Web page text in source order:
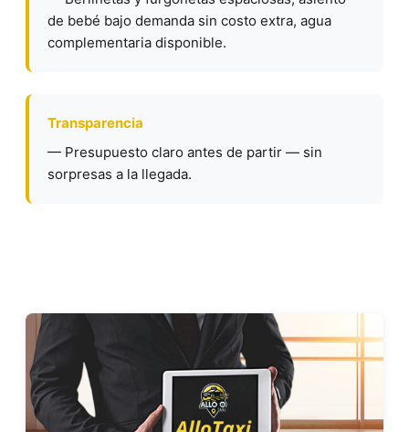
de bebé bajo demanda sin costo extra, agua
complementaria disponible.
Transparencia
— Presupuesto claro antes de partir — sin
sorpresas a la llegada.